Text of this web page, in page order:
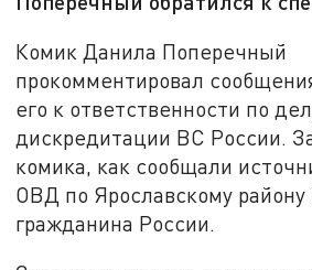
Комик Данила Поперечный
прокомментировал
его к ответственности по
дискредитации ВС России.
комика, как сообщали
ОВД по Ярославскому
гражданина России.